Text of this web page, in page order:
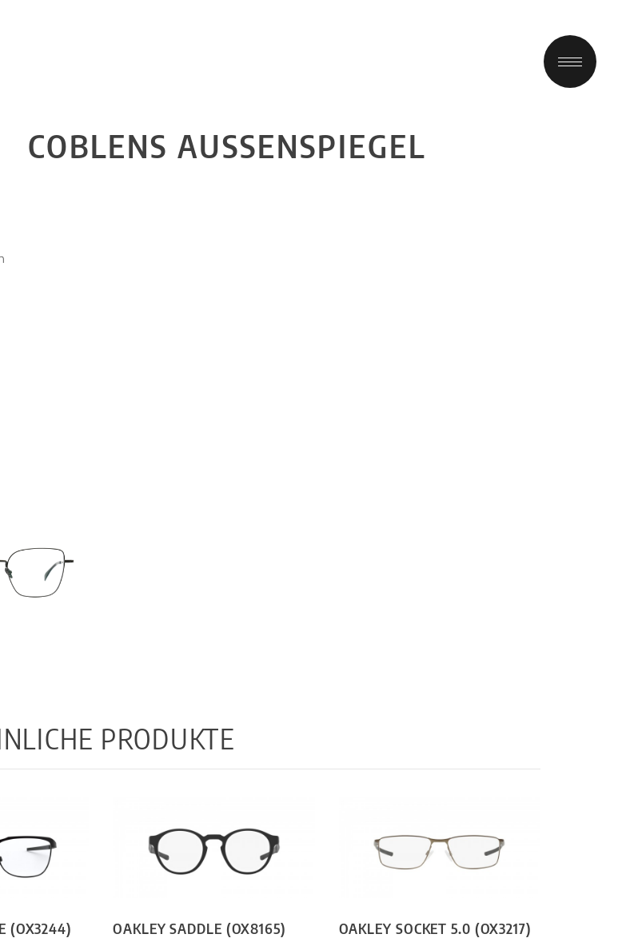
COBLENS AUSSENSPIEGEL
PRODUKTE
(OX3244) OAKLEY SADDLE (OX8165) OAKLEY SOCKET 5.0 (OX3217)